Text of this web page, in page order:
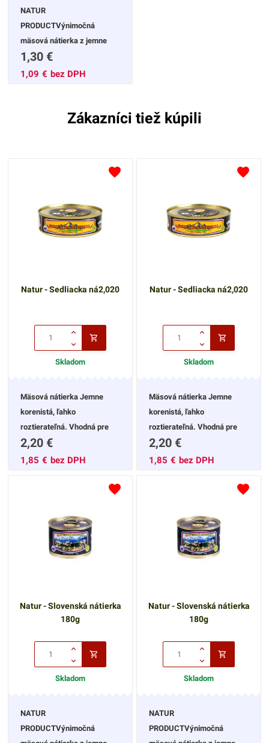
NATUR
PRODUCTVýnimočná
mäsová nátierka z jemne
údenou chuťou,bez
konzervačných látok bez
chlebom a zeleninou
1,30 €
1,09 € bez DPH
Zákazníci tiež kúpili
Natur - Sedliacka ná2,020
Skladom
Mäsová nátierka Jemne
korenistá, ľahko
roztierateľná. Vhodná pre
rýchle raňajky ale aj počas
dňa s čerstvou zeleninou.
konzervačných látok, bez
alergénov a bez lepku.
2,20 €
1,85 € bez DPH
Natur - Sedliacka ná2,020
Skladom
Mäsová nátierka Jemne
korenistá, ľahko
roztierateľná. Vhodná pre
rýchle raňajky ale aj počas
dňa s čerstvou zeleninou.
konzervačných látok, bez
alergénov a bez lepku.
2,20 €
1,85 € bez DPH
Natur - Slovenská nátierka
180g
Skladom
NATUR
PRODUCTVýnimočná
Natur - Slovenská nátierka
180g
Skladom
NATUR
PRODUCTVýnimočná